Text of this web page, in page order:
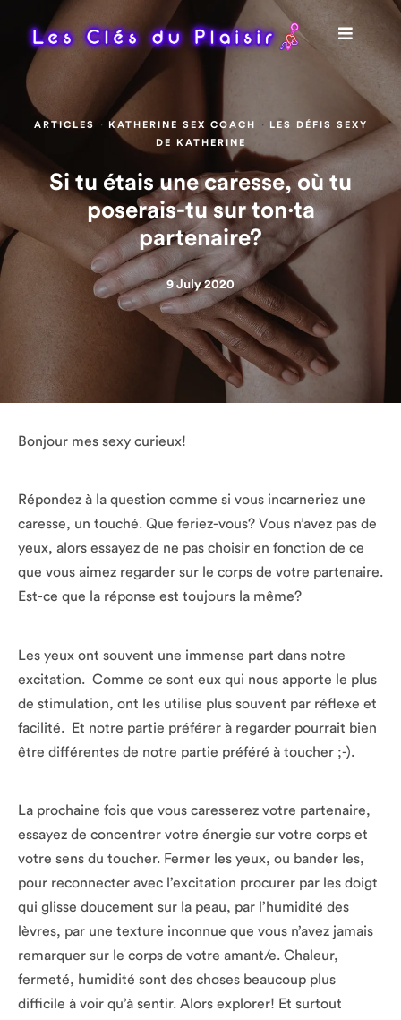
ARTICLES · KATHERINE SEX COACH ·
LES DÉFIS SEXY
DE KATHERINE
Si tu étais une caresse, où tu
poserais-tu sur ton·ta
partenaire?
9 July 2020
Bonjour mes sexy curieux!
Répondez à la question comme si vous incarneriez une
caresse, un touché. Que feriez-vous? Vous n’avez pas de
yeux, alors essayez de ne pas choisir en fonction de ce
que vous aimez regarder sur le corps de votre partenaire.
Est-ce que la réponse est toujours la même?
Les yeux ont souvent une immense part dans notre
excitation. Comme ce sont eux qui nous apporte le plus
de stimulation, ont les utilise plus souvent par réflexe et
facilité. Et notre partie préférer à regarder pourrait bien
être différentes de notre partie préféré à toucher ;-).
La prochaine fois que vous caresserez votre partenaire,
essayez de concentrer votre énergie sur votre corps et
votre sens du toucher. Fermer les yeux, ou bander les,
pour reconnecter avec l’excitation procurer par les doigt
qui glisse doucement sur la peau, par l’humidité des
lèvres, par une texture inconnue que vous n’avez jamais
remarquer sur le corps de votre amant/e. Chaleur,
fermeté, humidité sont des choses beaucoup plus
difficile à voir qu’à sentir. Alors explorer! Et surtout